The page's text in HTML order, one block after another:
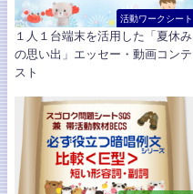
活動ワークシート
１人１台端末を活用した「夏休み
の思い出」エッセー・動画コンテ
スト